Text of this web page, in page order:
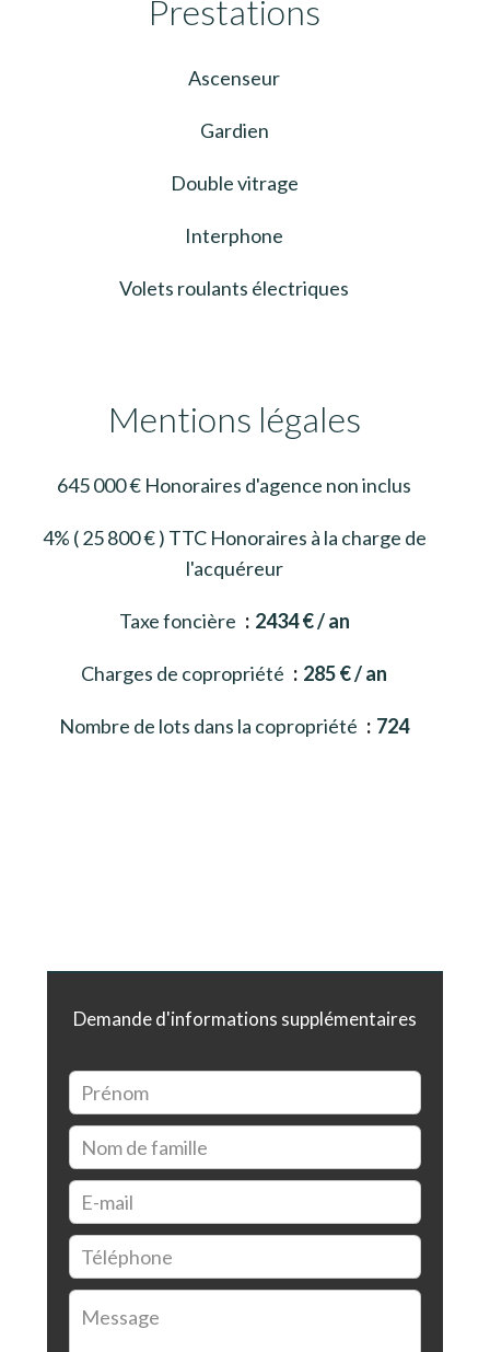
Prestations
Ascenseur
Gardien
Double vitrage
Interphone
Volets roulants électriques
Mentions légales
645 000 € Honoraires d'agence non inclus
4% ( 25 800 € ) TTC Honoraires à la charge de
l'acquéreur
Taxe foncière 2434 € / an
Charges de copropriété 285 € / an
Nombre de lots dans la copropriété 724
Demande d'informations supplémentaires